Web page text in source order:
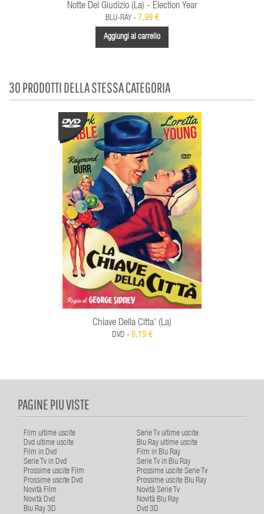
Notte Del Giudizio (La) - Election Year
BLU-RAY - 7,99 €
Aggiungi al carrello
30 PRODOTTI DELLA STESSA CATEGORIA
Chiave Della Citta' (La)
DVD - 8,19 €
PAGINE PIU VISTE
Film ultime uscite
Serie Tv ultime uscite
Dvd ultime uscite
Blu Ray ultime uscite
Film in Dvd
Film in Blu Ray
Serie Tv in Dvd
Serie Tv in Blu Ray
Prossime uscite Film
Prossime uscite Serie Tv
Prossime uscite Dvd
Prossime uscite Blu Ray
Novità Film
Novità Serie Tv
Novità Dvd
Novità Blu Ray
Blu Ray 3D
Dvd 3D